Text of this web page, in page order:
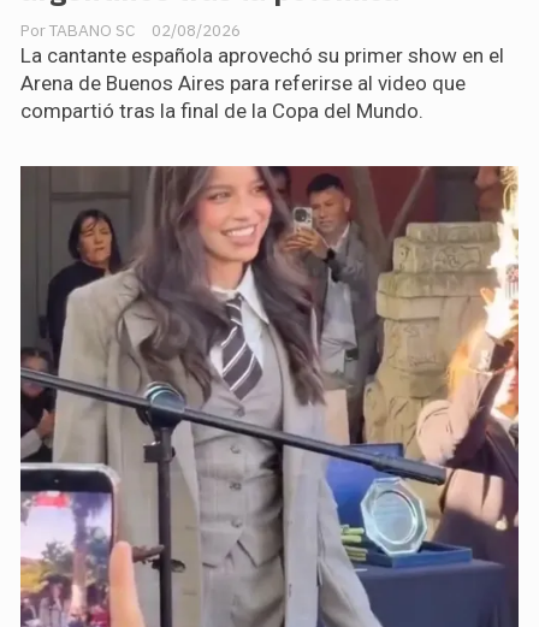
TABANO SC 02/08/2026
La cantante española aprovechó su primer show en el
Arena de Buenos Aires para referirse al video que
compartió tras la final de la Copa del Mundo.